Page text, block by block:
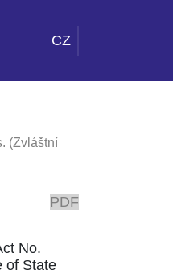
CZ
(Zvláštní
PDF
No.
of State